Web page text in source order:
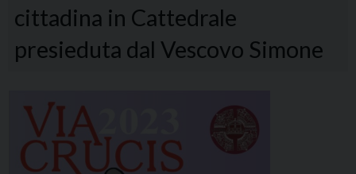
cittadina in Cattedrale
presieduta dal Vescovo Simone